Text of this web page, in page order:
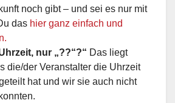
noch gibt – und sei es nur mit
das hier ganz einfach und
nur „??“?“ Das liegt
die/der Veranstalter die Uhrzeit
hat und wir sie auch nicht